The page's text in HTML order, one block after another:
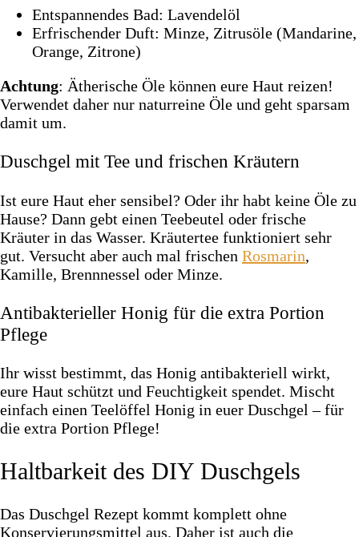
Entspannendes Bad: Lavendelöl
Erfrischender Duft: Minze, Zitrusöle (Mandarine,
Orange, Zitrone)
Achtung: Ätherische Öle können eure Haut reizen!
Verwendet daher nur naturreine Öle und geht sparsam
damit um.
Duschgel mit Tee und frischen Kräutern
Ist eure Haut eher sensibel? Oder ihr habt keine Öle zu
Hause? Dann gebt einen Teebeutel oder frische
Kräuter in das Wasser. Kräutertee funktioniert sehr
gut. Versucht aber auch mal frischen Rosmarin,
Kamille, Brennnessel oder Minze.
Antibakterieller Honig für die extra Portion
Pflege
Ihr wisst bestimmt, das Honig antibakteriell wirkt,
eure Haut schützt und Feuchtigkeit spendet. Mischt
einfach einen Teelöffel Honig in euer Duschgel – für
die extra Portion Pflege!
Haltbarkeit des DIY Duschgels
Das Duschgel Rezept kommt komplett ohne
Konservierungsmittel aus. Daher ist auch die